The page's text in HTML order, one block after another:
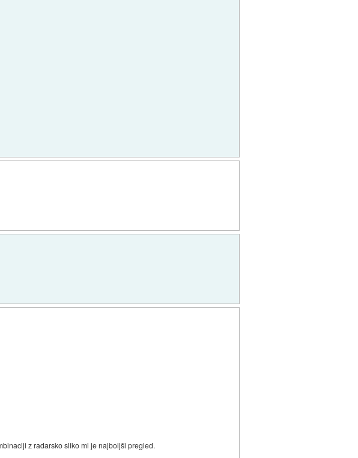
z radarsko sliko mi je najboljši pregled.